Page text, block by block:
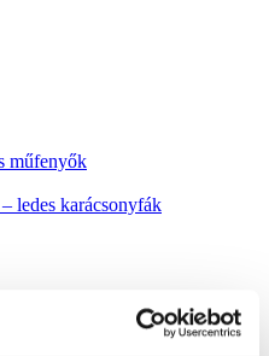
műfenyők
ledes karácsonyfák